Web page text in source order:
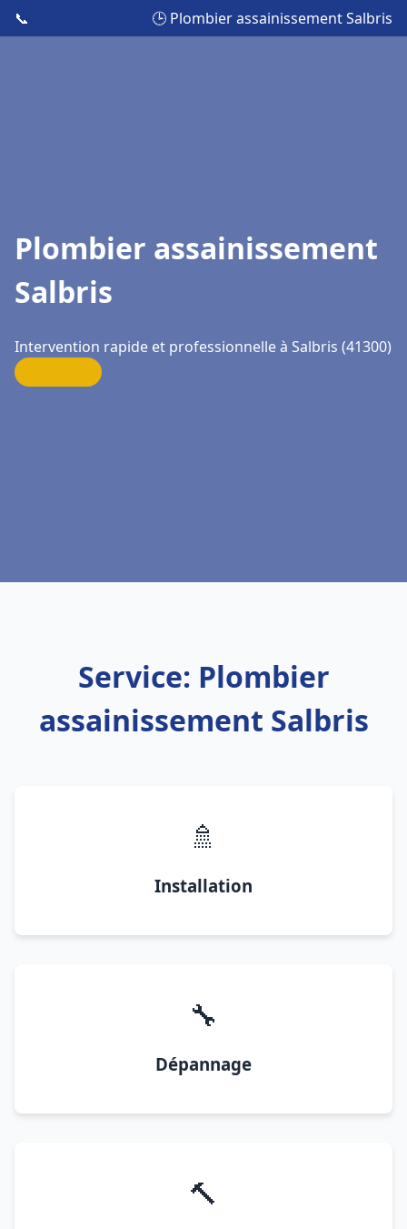
📞 🕒 Plombier assainissement Salbris
Plombier assainissement
Salbris
Intervention rapide et professionnelle à Salbris (41300)
Service: Plombier
assainissement Salbris
🚿
Installation
🔧
Dépannage
🔨